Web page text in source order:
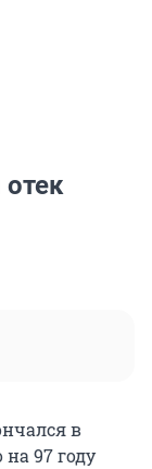
в
97 году